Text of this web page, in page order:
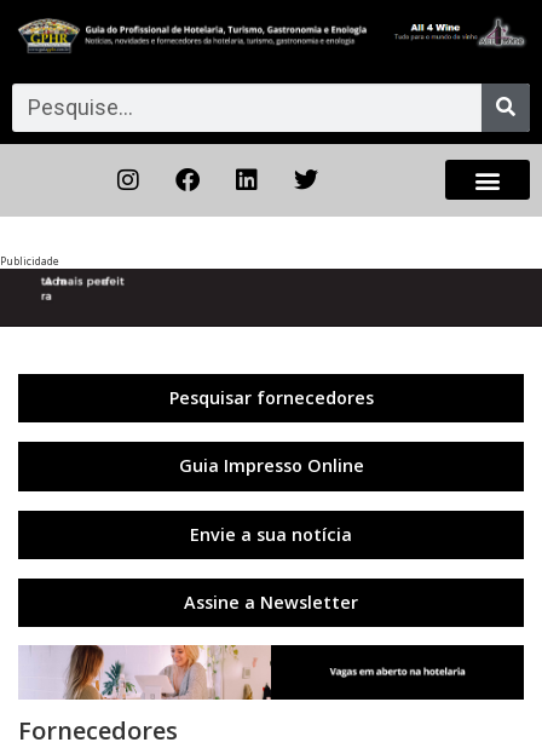
Publicidade
Pesquisar fornecedores
Guia Impresso Online
Envie a sua notícia
Assine a Newsletter
Fornecedores